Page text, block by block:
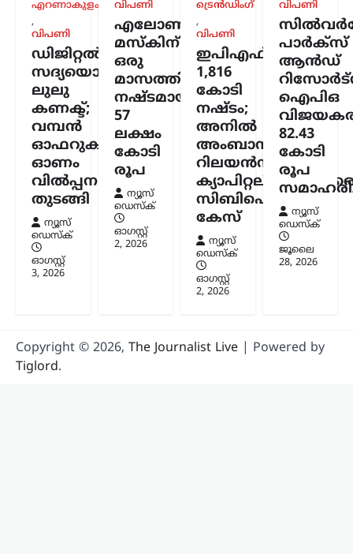
ആൽഫയും കൂടുതൽ
സത്യസന്ധർ; വിദ്യാഭ്യാസ
സംവിധാനത്തിൽ
പരിഷ്കാരം വേണം:
മോഹൻ ഭാഗവത്
ന്യൂസ് ഡെസ്ക്
ഓഗസ്റ്റ്‌ 6, 2026
രാജ്യത്തെ യുവതലമുറയെയും
വിദ്യാഭ്യാസ സമ്പ്രദായത്തെയും കുറിച്ച്
ശ്രദ്ധേയമായ പരാമർശങ്ങളുമായി
ആർ.എസ്.എസ് മേധാവി മോഹൻ
ഭാഗവത്. നിലവിലെ മുതിർന്ന
തലമുറയെക്കാൾ കൂടുതൽ
സത്യസന്ധതയും തുറന്ന മനസും ‘ജെൻ
Z’യും…
എറണാകുളം
,
വിപണി
ഡിജിറ്റൽ
സദ്യയൊരുക്കി
ലുലു
കണക്ട്;
വമ്പൻ
ഓഫറുകളുമായി
ഓണം
വിൽപ്പന
തുടങ്ങി
ന്യൂസ്
ഡെസ്ക്
ഓഗസ്റ്റ്‌
3, 2026
വിപണി
എലോൺ
മസ്കിന്
ഒരു
മാസത്തിനുള്ളിൽ
നഷ്ടമായത്
57
ലക്ഷം
കോടി
രൂപ
ന്യൂസ്
ഡെസ്ക്
ഓഗസ്റ്റ്‌
2, 2026
ട്രെൻഡിംഗ്
,
വിപണി
ഇപിഎഫ്ഒയ്ക്ക്
1,816
കോടി
നഷ്ടം;
അനിൽ
അംബാനിക്കും
റിലയൻസ്
സിബിഐ
കേസ്
ന്യൂസ്
ഡെസ്ക്
ഓഗസ്റ്റ്‌
2, 2026
വിപണി
പാർക്സ്
ആൻഡ്
ഐപിഒ
82.43
കോടി
രൂപ
ന്യൂസ്
ഡെസ്ക്
ജൂലൈ
28, 2026
Copyright © 2026, The Journalist Live | Powered by
Tiglord.